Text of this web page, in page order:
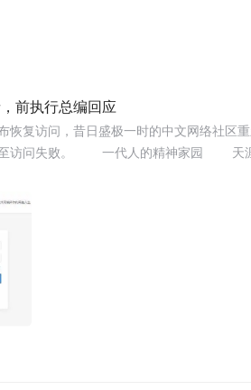
前执行总编回应
复访问，昔日盛极一时的中文网络社
至访问失败。 一代人的精神家园 天